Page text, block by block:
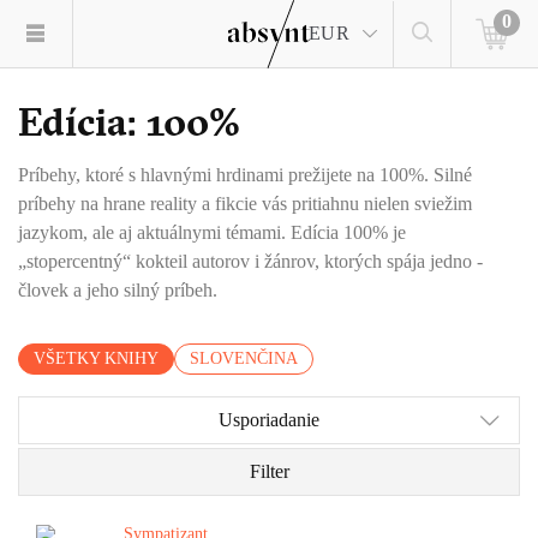
EUR
0
Edícia: 100%
Príbehy, ktoré s hlavnými hrdinami prežijete na 100%. Silné
príbehy na hrane reality a fikcie vás pritiahnu nielen sviežim
jazykom, ale aj aktuálnymi témami. Edícia 100% je
„stopercentný“ kokteil autorov i žánrov, ktorých spája jedno -
človek a jeho silný príbeh.
VŠETKY KNIHY SLOVENČINA
Usporiadanie
Filter